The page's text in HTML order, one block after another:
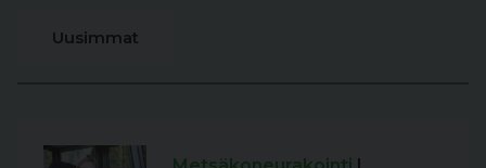
Uusimmat